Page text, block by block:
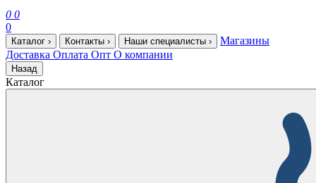
0 0
0
Каталог › Контакты › Наши специалисты ›
Магазины
Доставка Оплата Опт О компании
Назад
Каталог